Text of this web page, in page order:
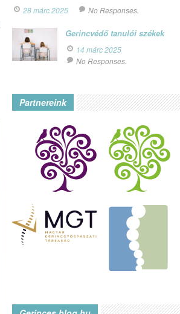
28 márc 2025 No Responses.
Gerincvédő tanulói székek
14 márc 2025
No Responses.
Partnereink